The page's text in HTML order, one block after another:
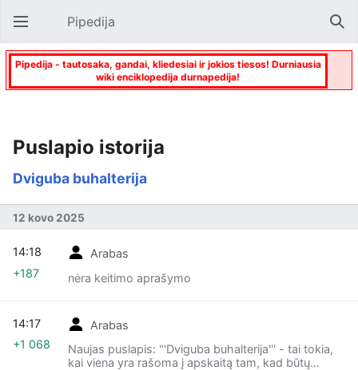
Atverti pagrindinį meniu Pipedija
Pipedija - tautosaka, gandai, kliedesiai ir jokios tiesos! Durniausia
wiki enciklopedija durnapedija!
Puslapio istorija
Dviguba buhalterija
12 kovo 2025
Arabas
nėra keitimo aprašymo
14:18
+187
Arabas
Naujas puslapis: '''Dviguba buhalterija''' - tai tokia,
kai viena yra rašoma į apskaitą tam, kad būtų
14:17
+1 068